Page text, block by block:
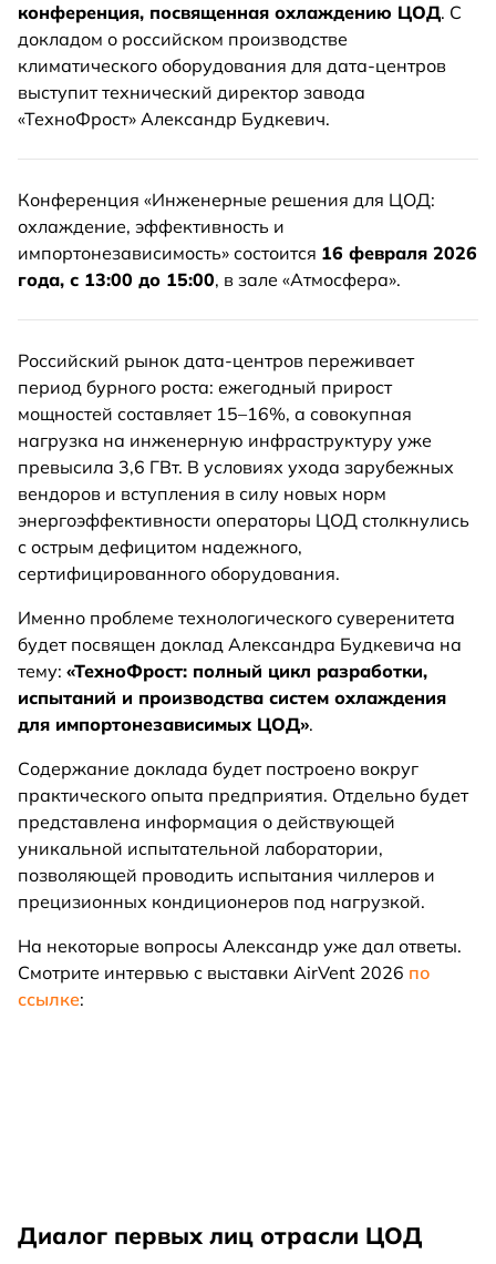
конференция, посвященная охлаждению ЦОД. С
докладом о российском производстве
климатического оборудования для дата-центров
выступит технический директор завода
«ТехноФрост» Александр Будкевич.
Конференция «Инженерные решения для ЦОД:
охлаждение, эффективность и
импортонезависимость» состоится 16 февраля 2026
года, с 13:00 до 15:00, в зале «Атмосфера».
Российский рынок дата-центров переживает
период бурного роста: ежегодный прирост
мощностей составляет 15–16%, а совокупная
нагрузка на инженерную инфраструктуру уже
превысила 3,6 ГВт. В условиях ухода зарубежных
вендоров и вступления в силу новых норм
энергоэффективности операторы ЦОД столкнулись
с острым дефицитом надежного,
сертифицированного оборудования.
Именно проблеме технологического суверенитета
будет посвящен доклад Александра Будкевича на
тему: «ТехноФрост: полный цикл разработки,
испытаний и производства систем охлаждения
для импортонезависимых ЦОД».
Содержание доклада будет построено вокруг
практического опыта предприятия. Отдельно будет
представлена информация о действующей
уникальной испытательной лаборатории,
позволяющей проводить испытания чиллеров и
прецизионных кондиционеров под нагрузкой.
На некоторые вопросы Александр уже дал ответы.
Смотрите интервью с выставки AirVent 2026 по
ссылке:
Диалог первых лиц отрасли ЦОД